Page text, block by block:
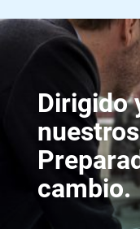
Dirigido
cambio.